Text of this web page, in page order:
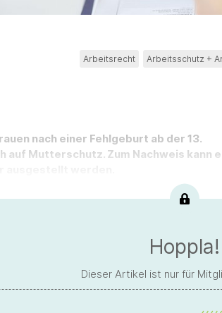
Arbeitsrecht Arbeitsschutz +
nach einer Fehlgeburt ab der 13.
auf Mutterschutz. Zum Nachweis kann
Hoppla!
Dieser Artikel ist nur für